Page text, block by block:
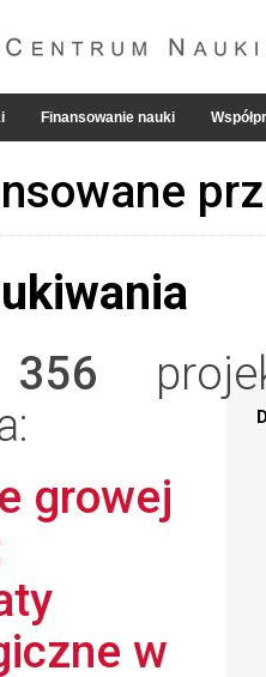
Finansowanie nauki
356
growej
w